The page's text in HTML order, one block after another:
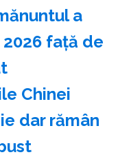
a
2026 faţă de
Chinei
dar rămân